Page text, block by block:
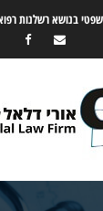
בנושא רשלנות